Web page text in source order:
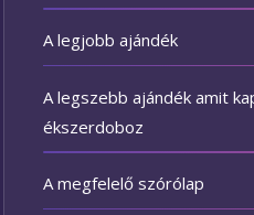
A legjobb ajándék
A legszebb ajándék amit
ékszerdoboz
A megfelelő szórólap